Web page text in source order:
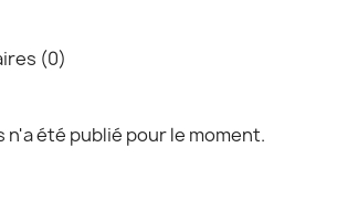
(0)
n'a été publié pour le moment.